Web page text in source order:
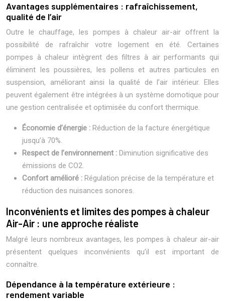
Avantages supplémentaires : rafraîchissement,
qualité de l’air
Outre le chauffage, les pompes à chaleur air-air offrent la
possibilité de rafraîchir votre logement en été. Certaines
pompes à chaleur intègrent des filtres à air performants qui
éliminent les poussières, les pollens et autres particules en
suspension, améliorant ainsi la qualité de l’air intérieur. Elles
peuvent également être intégrées à un système domotique pour
une gestion centralisée et optimisée du confort thermique.
Économie d’énergie : Réduction de la facture énergétique
jusqu’à 70%.
Respect de l’environnement : Diminution significative des
émissions de CO2.
Confort amélioré : Régulation précise de la température et
réduction des nuisances sonores.
Inconvénients et limites des pompes à chaleur
Air-Air : une approche réaliste
Malgré leurs nombreux avantages, les pompes à chaleur air-air
présentent quelques inconvénients qu’il est important de
connaître.
Dépendance à la température extérieure :
rendement variable